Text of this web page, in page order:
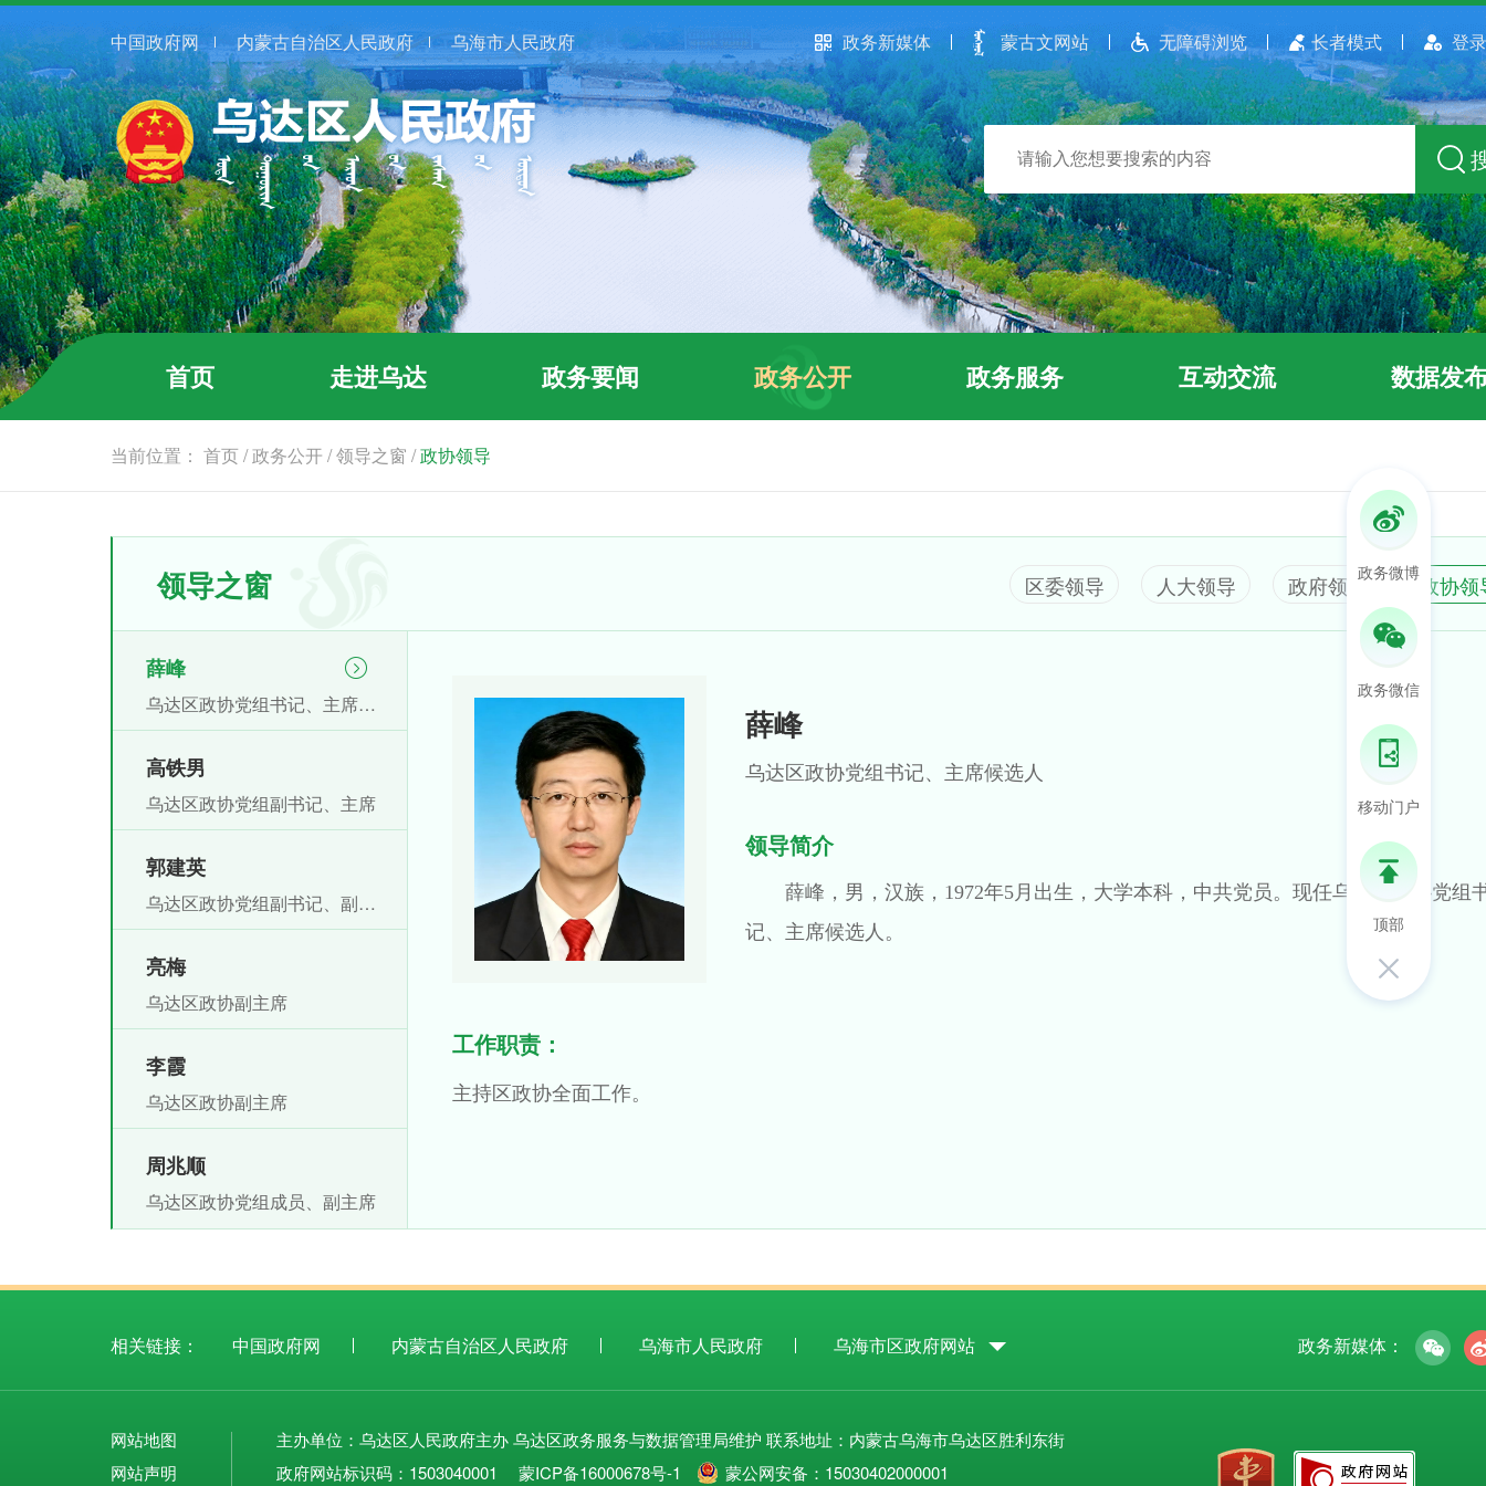
中国政府网 内蒙古自治区人民政府 乌海市人民政府 政务新媒体 蒙古文网站 无障碍浏览 长者模式 登
首页 走进乌达 政务要闻 政务公开 政务服务 互动交流 数据发
当前位置： 首页/政务公开 /领导之窗 /政协领导
领导之窗 区委领导 人大领导 政府领导 政协领
薛峰
乌达区政协党组书记、主席候选人
高铁男
乌达区政协党组副书记、主席
郭建英
乌达区政协党组副书记、副主席
亮梅
乌达区政协副主席
李霞
乌达区政协副主席
周兆顺
乌达区政协党组成员、副主席
薛峰
乌达区政协党组书记、主席候选人
领导简介
薛峰，男，汉族，1972年5月出生，大学本科，中共党员。现任乌达区政协党组
记、主席候选人。
工作职责：
主持区政协全面工作。
相关链接： 中国政府网 内蒙古自治区人民政府 乌海市人民政府 乌海市区政府网站 政务新媒体：
网站地图
网站声明
主办单位：乌达区人民政府主办 乌达区政务服务与数据管理局维护 联系地址：内蒙古乌海市乌达区胜利东街
政府网站标识码：1503040001 蒙ICP备16000678号-1 蒙公网安备：15030402000001
政务微博
政务微信
移动门户
顶部